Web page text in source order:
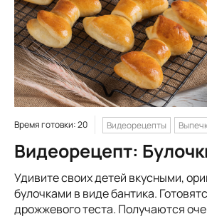
Время готовки: 20 Видеорецепты
Видеорецепт:
Удивите своих детей вкусными,
булочками в виде бантика.
дрожжевого теста. Получаются